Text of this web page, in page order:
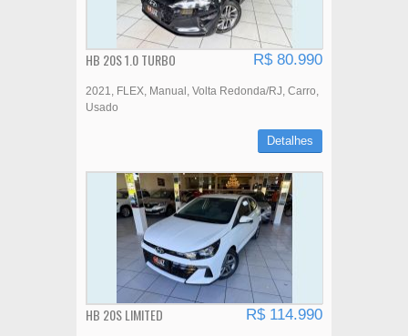
HB 20S 1.0 TURBO R$ 80.990
2021 FLEX Manual Volta Redonda/RJ Carro
Usado
Detalhes
HB 20S LIMITED R$ 114.990